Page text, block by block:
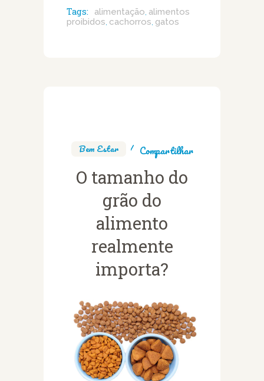
Tags: alimentação alimentos
proibidos cachorros gatos
Bem Estar Compartilhar
O tamanho do
grão do
alimento
realmente
importa?